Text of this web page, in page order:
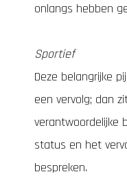
onlangs hebben
Sportief
Deze belangrijke
een vervolg; dan
verantwoordelijke
status en het
bespreken.